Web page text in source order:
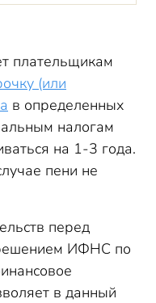
плательщикам
(или
в определенных
налогам
на 1-3 года.
пени не
перед
ИФНС по
в данный